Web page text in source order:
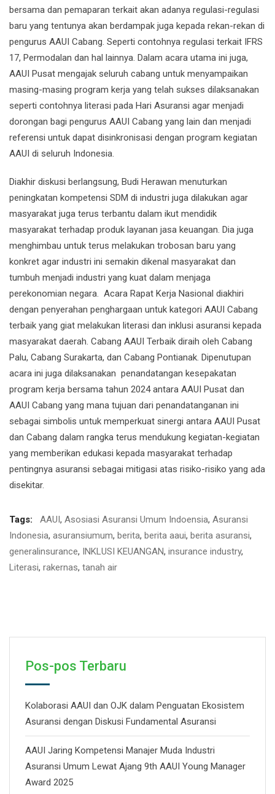
bersama dan pemaparan terkait akan adanya regulasi-regulasi
baru yang tentunya akan berdampak juga kepada rekan-rekan di
pengurus AAUI Cabang. Seperti contohnya regulasi terkait IFRS
17, Permodalan dan hal lainnya. Dalam acara utama ini juga,
AAUI Pusat mengajak seluruh cabang untuk menyampaikan
masing-masing program kerja yang telah sukses dilaksanakan
seperti contohnya literasi pada Hari Asuransi agar menjadi
dorongan bagi pengurus AAUI Cabang yang lain dan menjadi
referensi untuk dapat disinkronisasi dengan program kegiatan
AAUI di seluruh Indonesia.
Diakhir diskusi berlangsung, Budi Herawan menuturkan
peningkatan kompetensi SDM di industri juga dilakukan agar
masyarakat juga terus terbantu dalam ikut mendidik
masyarakat terhadap produk layanan jasa keuangan. Dia juga
menghimbau untuk terus melakukan trobosan baru yang
konkret agar industri ini semakin dikenal masyarakat dan
tumbuh menjadi industri yang kuat dalam menjaga
perekonomian negara. Acara Rapat Kerja Nasional diakhiri
dengan penyerahan penghargaan untuk kategori AAUI Cabang
terbaik yang giat melakukan literasi dan inklusi asuransi kepada
masyarakat daerah. Cabang AAUI Terbaik diraih oleh Cabang
Palu, Cabang Surakarta, dan Cabang Pontianak. Dipenutupan
acara ini juga dilaksanakan penandatangan kesepakatan
program kerja bersama tahun 2024 antara AAUI Pusat dan
AAUI Cabang yang mana tujuan dari penandatanganan ini
sebagai simbolis untuk memperkuat sinergi antara AAUI Pusat
dan Cabang dalam rangka terus mendukung kegiatan-kegiatan
yang memberikan edukasi kepada masyarakat terhadap
pentingnya asuransi sebagai mitigasi atas risiko-risiko yang ada
disekitar.
Tags: AAUI, Asosiasi Asuransi Umum Indoensia, Asuransi
Indonesia, asuransiumum, berita, berita aaui, berita asuransi,
generalinsurance, INKLUSI KEUANGAN, insurance industry,
Literasi, rakernas, tanah air
Pos-pos Terbaru
Kolaborasi AAUI dan OJK dalam Penguatan Ekosistem
Asuransi dengan Diskusi Fundamental Asuransi
AAUI Jaring Kompetensi Manajer Muda Industri
Asuransi Umum Lewat Ajang 9th AAUI Young Manager
Award 2025